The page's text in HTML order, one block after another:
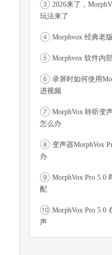
2026来了，
玩法来了
Morphvox 经典老
Morphvox 软件内
录屏时如何使用
进视频
MorphVox 聆听变
怎么办
变声器MorphVox
办
MorphVox Pro 5.0
配
MorphVox Pro 5.0
声